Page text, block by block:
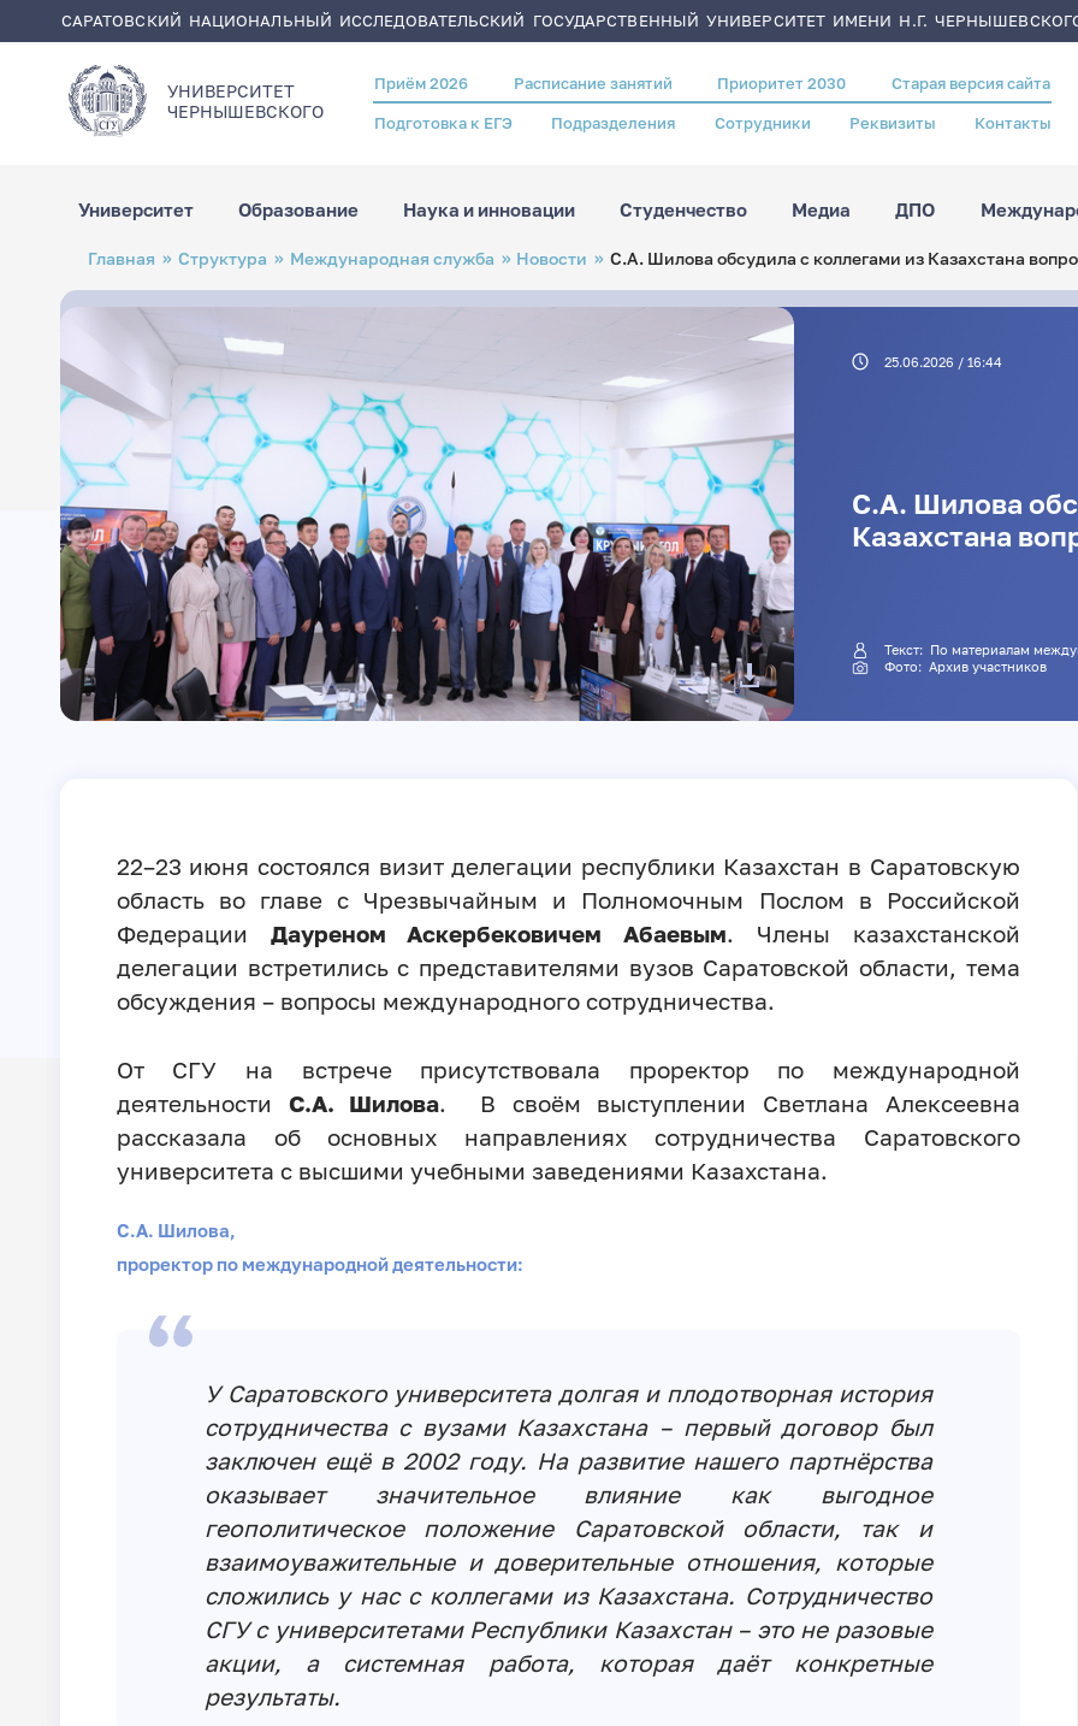
содержанию
САРАТОВСКИЙ НАЦИОНАЛЬНЫЙ ИССЛЕДОВАТЕЛЬСКИЙ ГОСУДАРСТВЕННЫЙ УНИВЕРСИТЕТ ИМЕНИ Н.Г.
УНИВЕРСИТЕТ
ЧЕРНЫШЕВСКОГO
Header
menu
Приём 2026 Расписание занятий Приоритет 2030 Старая версия сайта
Подготовка к ЕГЭ Подразделения Сотрудники Реквизиты Контакты
Университет Образование Наука и инновации Студенчество Медиа ДПО
Строка
навигации
Главная Структура Международная служба Новости С.А. Шилова обсудила с коллегами из Казахстана
25.06.2026 / 16:44
С.А. Шилова
Казахстана
Текст: По материалам
Фото: Архив участников
22–23 июня состоялся визит делегации республики Казахстан в Саратовскую
область во главе с Чрезвычайным и Полномочным Послом в Российской
Федерации Дауреном Аскербековичем Абаевым. Члены казахстанской
делегации встретились с представителями вузов Саратовской области, тема
обсуждения – вопросы международного сотрудничества.
От СГУ на встрече присутствовала проректор по международной
деятельности С.А. Шилова. В своём выступлении Светлана Алексеевна
рассказала об основных направлениях сотрудничества Саратовского
университета с высшими учебными заведениями Казахстана.
С.А. Шилова,
проректор по международной деятельности:
У Саратовского университета долгая и плодотворная история
сотрудничества с вузами Казахстана – первый договор был
заключен ещё в 2002 году. На развитие нашего партнёрства
оказывает значительное влияние как выгодное
геополитическое положение Саратовской области, так и
взаимоуважительные и доверительные отношения, которые
сложились у нас с коллегами из Казахстана. Сотрудничество
СГУ с университетами Республики Казахстан – это не разовые
акции, а системная работа, которая даёт конкретные
результаты.